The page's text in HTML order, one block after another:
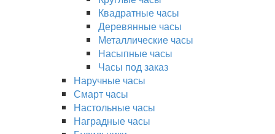
Квадратные часы
Деревянные часы
Металлические часы
Насыпные часы
Часы под заказ
Наручные часы
Смарт часы
Настольные часы
Наградные часы